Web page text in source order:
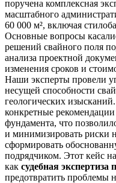
поручена комплексная
масштабного
60 000 м², включая
Основные вопросы
решений свайного поля
анализа проектной
изменения сроков и
Наши эксперты провели
несущей способности
геологических
конкретные
фундамента, что
и минимизировать риски
сформировать
подрядчиком. Этот кейс
как судебная
предотвратить проблемы